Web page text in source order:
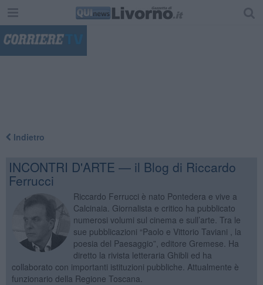
Indietro
INCONTRI D'ARTE — il Blog di Riccardo
Ferrucci
Riccardo Ferrucci è nato Pontedera e vive a
Calcinaia. Giornalista e critico ha pubblicato
numerosi volumi sul cinema e sull’arte. Tra le
sue pubblicazioni “Paolo e Vittorio Taviani , la
poesia del Paesaggio”, editore Gremese. Ha
diretto la rivista letteraria Ghibli ed ha
collaborato con importanti istituzioni pubbliche. Attualmente è
funzionario della Regione Toscana.